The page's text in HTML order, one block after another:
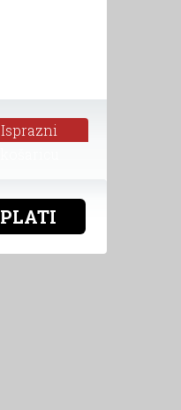
Isprazni
PLATI